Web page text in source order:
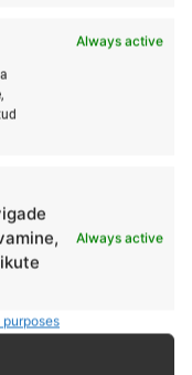
Always active
Always active
purposes